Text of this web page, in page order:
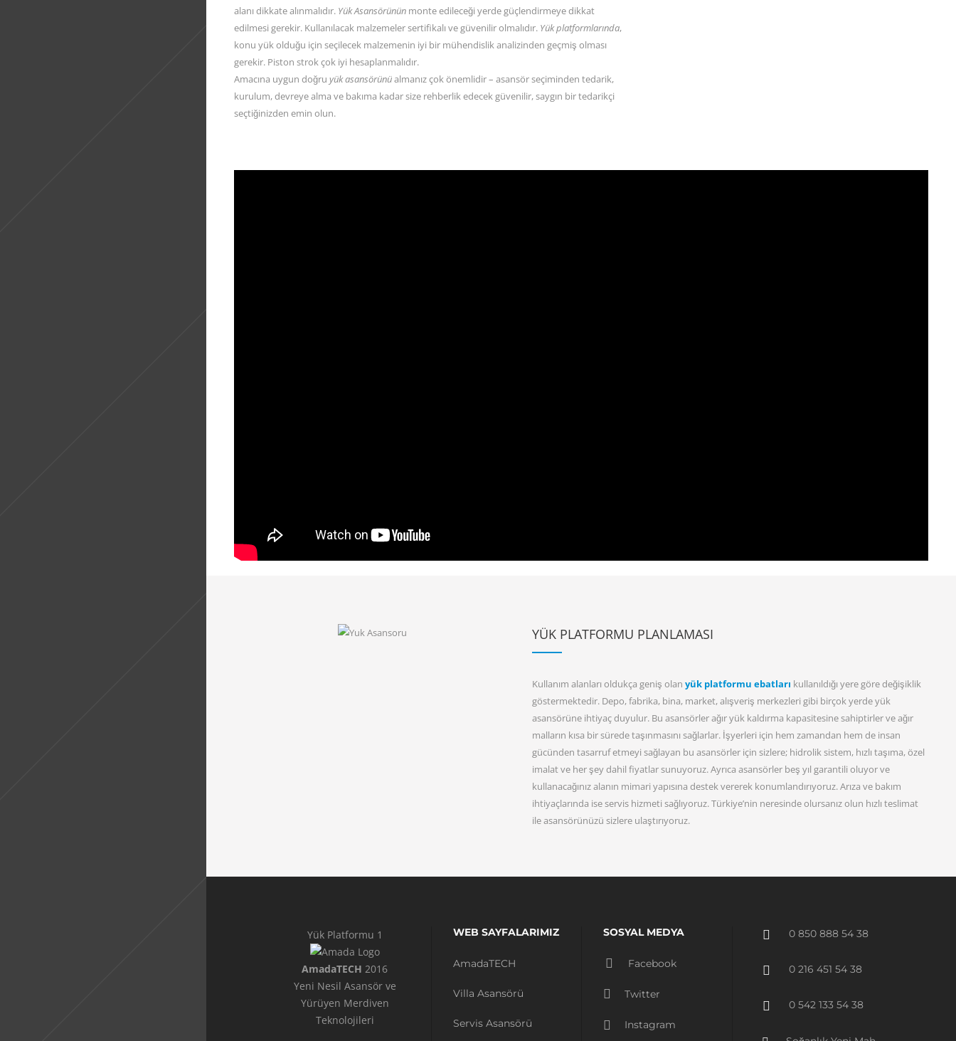
alanı dikkate alınmalıdır. Yük Asansörünün monte edileceği yerde güçlendirmeye dikkat
edilmesi gerekir. Kullanılacak malzemeler sertifikalı ve güvenilir olmalıdır. Yük platformlarında,
konu yük olduğu için seçilecek malzemenin iyi bir mühendislik analizinden geçmiş olması
gerekir. Piston strok çok iyi hesaplanmalıdır.
Amacına uygun doğruyük asansörünüalmanız çok önemlidir – asansör seçiminden tedarik,
kurulum, devreye alma ve bakıma kadar size rehberlik edecek güvenilir, saygın bir tedarikçi
seçtiğinizden emin olun.
YÜK PLATFORMU PLANLAMASI
Kullanım alanları oldukça geniş olanyük platformu ebatları kullanıldığı yere göre değişiklik
göstermektedir. Depo, fabrika, bina, market, alışveriş merkezleri gibi birçok yerde yük
asansörüne ihtiyaç duyulur. Bu asansörler ağır yük kaldırma kapasitesine sahiptirler ve ağır
malların kısa bir sürede taşınmasını sağlarlar. İşyerleri için hem zamandan hem de insan
gücünden tasarruf etmeyi sağlayan bu asansörler için sizlere; hidrolik sistem, hızlı taşıma, özel
imalat ve her şey dahil fiyatlar sunuyoruz. Ayrıca asansörler beş yıl garantili oluyor ve
kullanacağınız alanın mimari yapısına destek vererek konumlandırıyoruz. Arıza ve bakım
ihtiyaçlarında ise servis hizmeti sağlıyoruz. Türkiye’nin neresinde olursanız olun hızlı teslimat
ile asansörünüzü sizlere ulaştırıyoruz.
Yük Platformu 1
AmadaTECH 2016
Yeni Nesil Asansör ve
Yürüyen Merdiven
Teknolojileri
WEB SAYFALARIMIZ
AmadaTECH
Villa Asansörü
Servis Asansörü
SOSYAL MEDYA
Facebook
Twitter
Instagram
0 850 888 54 38
0 216 451 54 38
0 542 133 54 38